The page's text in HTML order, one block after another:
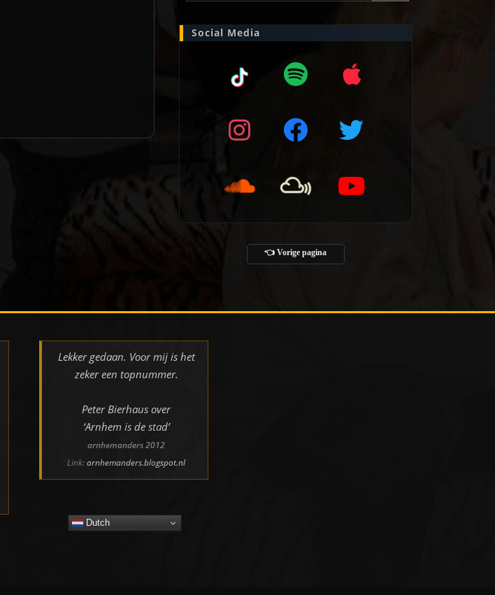
Social Media
👈 Vorige pagina
Lekker gedaan. Voor mij is het
zeker een topnummer.
Peter Bierhaus over
‘Arnhem is de stad’
arnhemanders 2012
Link:arnhemanders.blogspot.nl
Dutch